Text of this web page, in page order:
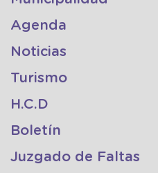
Agenda
Noticias
Turismo
H.C.D
Boletín
Juzgado de Faltas